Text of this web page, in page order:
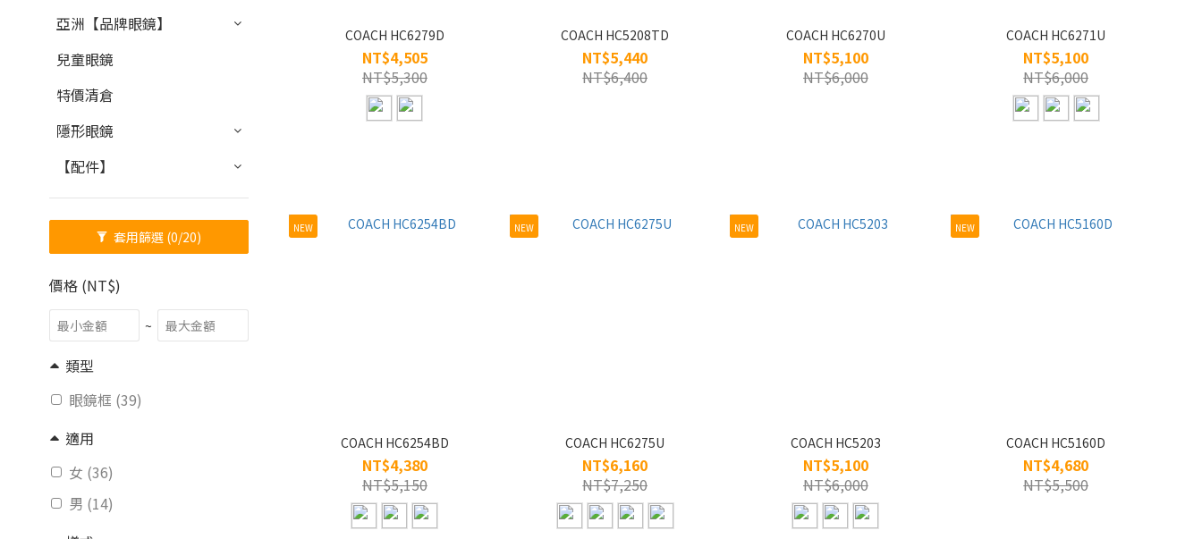
亞洲【品牌眼鏡】
兒童眼鏡
特價清倉
隱形眼鏡
【配件】
套用篩選 (0/20)
價格 (NT$)
~
類型
眼鏡框 (39)
適用
女 (36)
男 (14)
COACH HC6279D
NT$4,505
NT$5,300
COACH HC5208TD
NT$5,440
NT$6,400
COACH HC6270U
NT$5,100
NT$6,000
COACH HC6271U
NT$5,100
NT$6,000
NEW
COACH HC6254BD
NT$4,380
NT$5,150
NEW
COACH HC6275U
NT$6,160
NT$7,250
NEW
COACH HC5203
NT$5,100
NT$6,000
NEW
COACH HC5160D
NT$4,680
NT$5,500